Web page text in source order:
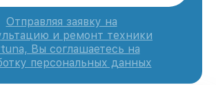
Отправляя заявку на
и ремонт техники
Вы соглашаетесь на
персональных данных